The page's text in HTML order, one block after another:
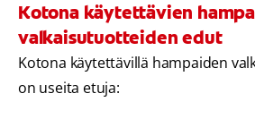
Kotona käytettävien
valkaisutuotteiden edut
Kotona käytettävillä hampaiden
on useita etuja: